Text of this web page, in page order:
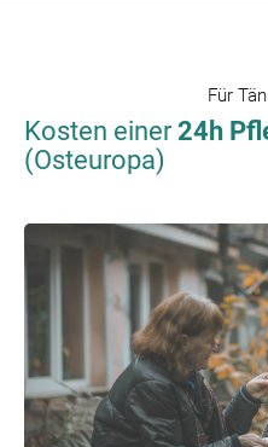
Für
Kosten einer24h
(Osteuropa)